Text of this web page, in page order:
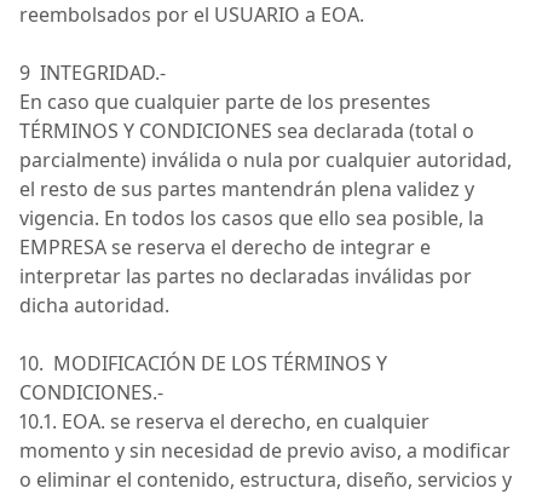
reembolsados por el USUARIO a EOA.
9 INTEGRIDAD.-
En caso que cualquier parte de los presentes
TÉRMINOS Y CONDICIONES sea declarada (total o
parcialmente) inválida o nula por cualquier autoridad,
el resto de sus partes mantendrán plena validez y
vigencia. En todos los casos que ello sea posible, la
EMPRESA se reserva el derecho de integrar e
interpretar las partes no declaradas inválidas por
dicha autoridad.
10. MODIFICACIÓN DE LOS TÉRMINOS Y
CONDICIONES.-
10.1. EOA. se reserva el derecho, en cualquier
momento y sin necesidad de previo aviso, a modificar
o eliminar el contenido, estructura, diseño, servicios y